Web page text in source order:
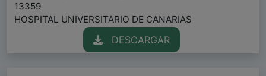
13359
HOSPITAL UNIVERSITARIO DE CANARIAS
DESCARGAR